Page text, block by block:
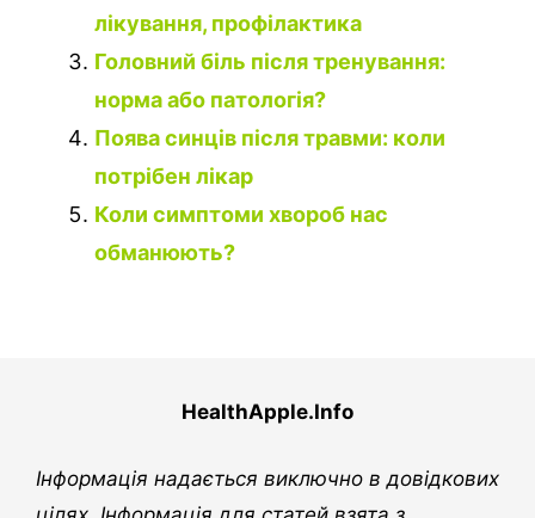
лікування, профілактика
Головний біль після тренування:
норма або патологія?
Поява синців після травми: коли
потрібен лікар
Коли симптоми хвороб нас
обманюють?
HealthApple.Info
Інформація надається виключно в довідкових